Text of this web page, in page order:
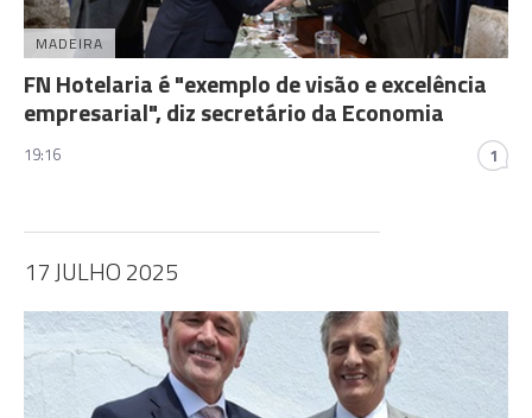
MADEIRA
FN Hotelaria é "exemplo de visão e excelência
empresarial", diz secretário da Economia
19:16 1
17 JULHO 2025